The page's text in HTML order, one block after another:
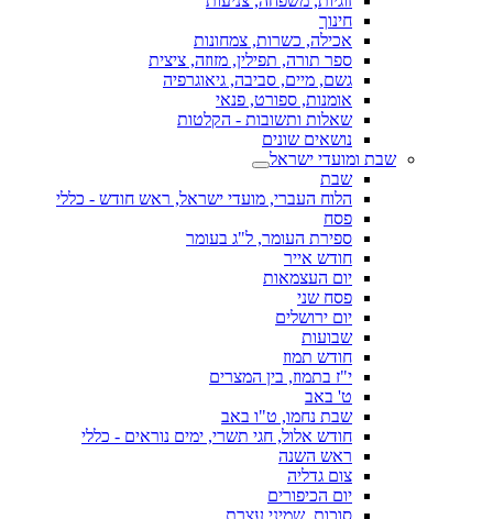
חינוך
אכילה, כשרות, צמחונות
ספר תורה, תפילין, מזוזה, ציצית
גשם, מיים, סביבה, גיאוגרפיה
אומנות, ספורט, פנאי
שאלות ותשובות - הקלטות
נושאים שונים
שבת ומועדי ישראל
שבת
הלוח העברי, מועדי ישראל, ראש חודש - כללי
פסח
ספירת העומר, ל"ג בעומר
חודש אייר
יום העצמאות
פסח שני
יום ירושלים
שבועות
חודש תמוז
י"ז בתמוז, בין המצרים
ט' באב
שבת נחמו, ט"ו באב
חודש אלול, חגי תשרי, ימים נוראים - כללי
ראש השנה
צום גדליה
יום הכיפורים
סוכות, שמיני עצרת